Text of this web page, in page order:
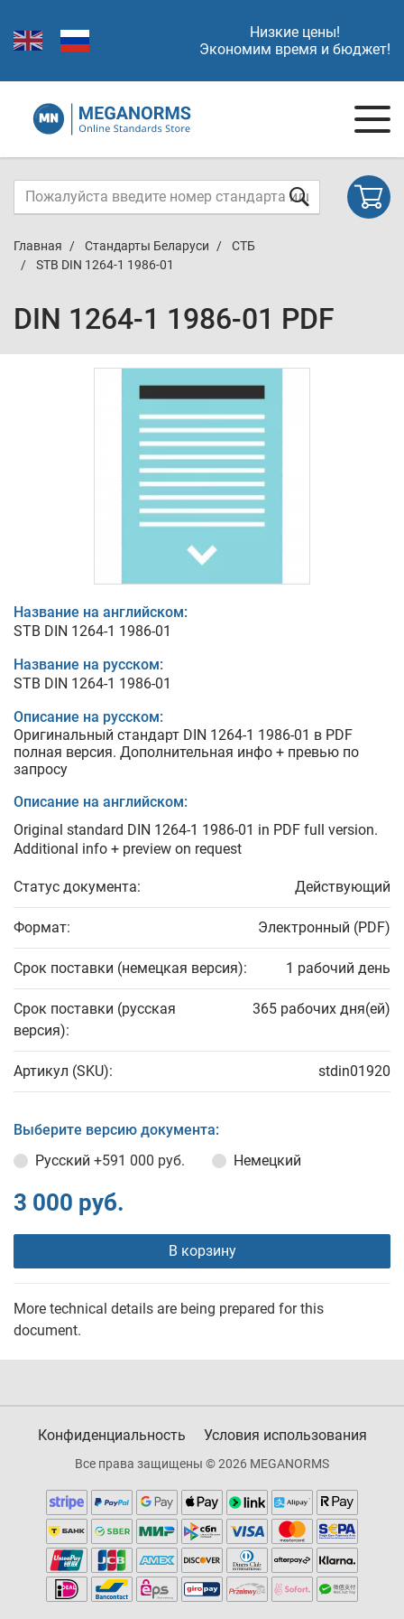
Низкие цены!
Экономим время и бюджет!
Главная Стандарты Беларуси
СТБ
STB DIN 1264-1 1986-01
DIN 1264-1 1986-01 PDF
Название на английском:
STB DIN 1264-1 1986-01
Название на русском:
STB DIN 1264-1 1986-01
Описание на русском:
Оригинальный стандарт DIN 1264-1 1986-01 в PDF
полная версия. Дополнительная инфо + превью по
запросу
Описание на английском:
Original standard DIN 1264-1 1986-01 in PDF full version.
Additional info + preview on request
Статус документа: Действующий
Формат: Электронный (PDF)
Срок поставки (немецкая версия): 1 рабочий день
Срок поставки (русская
версия):
365 рабочих дня(ей)
Артикул (SKU): stdin01920
Выберите версию документа:
Русский +591 000 руб. Немецкий
3 000 руб.
В корзину
More technical details are being prepared for this
document.
Конфиденциальность Условия использования
Все права защищены © 2026 MEGANORMS